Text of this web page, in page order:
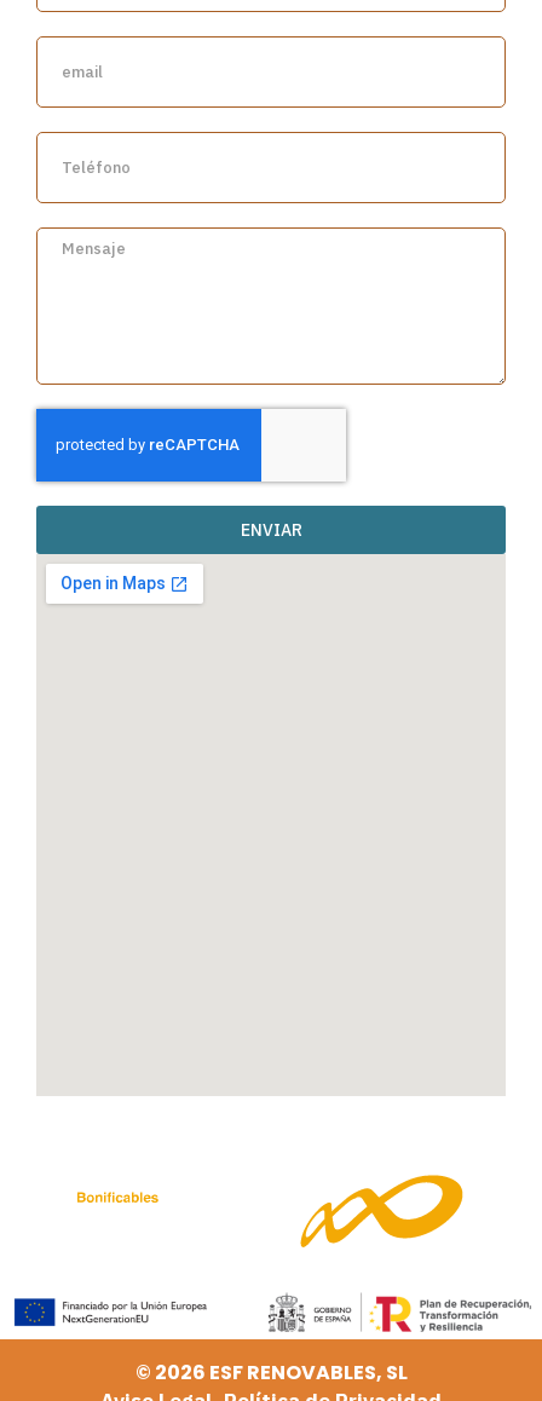
ENVIAR
© 2026 ESF RENOVABLES, SL